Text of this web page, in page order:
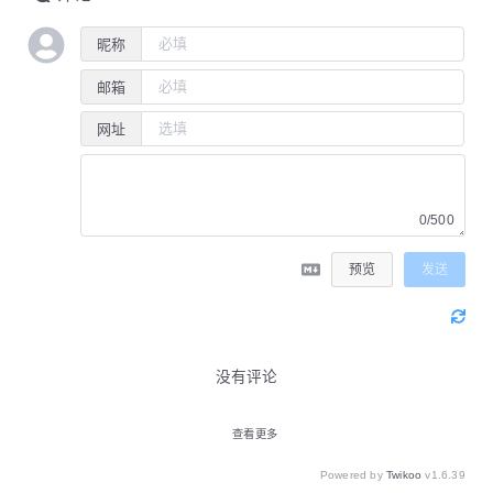
昵称
邮箱
网址
0/500
预览 发送
没有评论
查看更多
Powered byTwikoo v1.6.39